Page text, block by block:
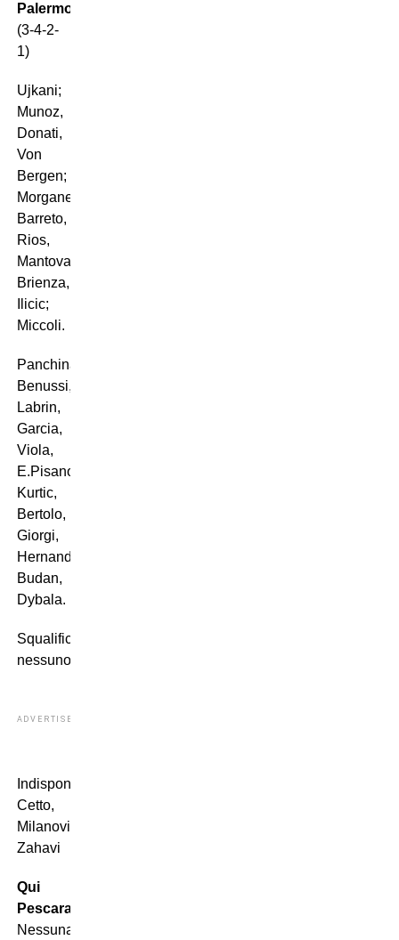
Palermo
(3-4-2-
1)
Ujkani;
Munoz,
Donati,
Von
Bergen;
Morganella,
Barreto,
Rios,
Mantovani;
Brienza,
Ilicic;
Miccoli.
Panchina:
Benussi,
Labrin,
Garcia,
Viola,
E.Pisano,
Kurtic,
Bertolo,
Giorgi,
Hernandez,
Budan,
Dybala.
Squalificati:
nessuno
ADVERTISEMENT
Indisponibili:
Cetto,
Milanovic,
Zahavi
Qui
Pescara:
Nessuna